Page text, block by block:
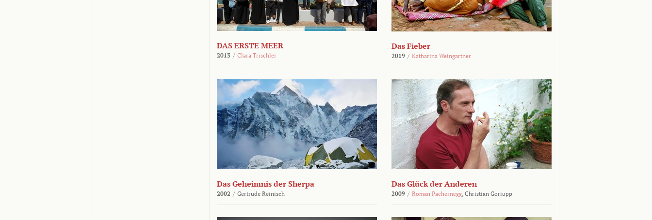
DAS ERSTE MEER
2013 / Clara Trischler
Das Fieber
2019 / Katharina Weingartner
Das Geheimnis der Sherpa
2002 / Gertrude Reinisch
Das Glück der Anderen
2009 / Roman Pachernegg, Christian Goriupp